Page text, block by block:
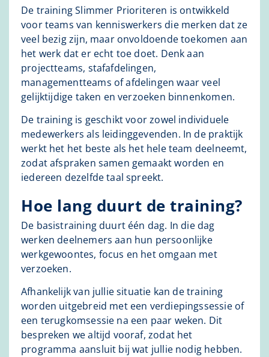
De training Slimmer Prioriteren is ontwikkeld
voor teams van kenniswerkers die merken dat ze
veel bezig zijn, maar onvoldoende toekomen aan
het werk dat er echt toe doet. Denk aan
projectteams, stafafdelingen,
managementteams of afdelingen waar veel
gelijktijdige taken en verzoeken binnenkomen.
De training is geschikt voor zowel individuele
medewerkers als leidinggevenden. In de praktijk
werkt het het beste als het hele team deelneemt,
zodat afspraken samen gemaakt worden en
iedereen dezelfde taal spreekt.
Hoe lang duurt de training?
De basistraining duurt één dag. In die dag
werken deelnemers aan hun persoonlijke
werkgewoontes, focus en het omgaan met
verzoeken.
Afhankelijk van jullie situatie kan de training
worden uitgebreid met een verdiepingssessie of
een terugkomsessie na een paar weken. Dit
bespreken we altijd vooraf, zodat het
programma aansluit bij wat jullie nodig hebben.